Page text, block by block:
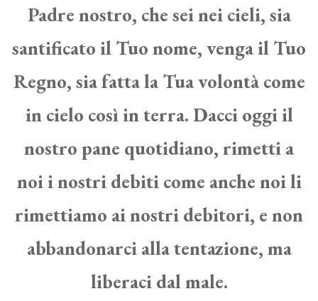
Padre nostro, che sei nei cieli, sia
santificato il Tuo nome, venga il Tuo
Regno, sia fatta la Tua volontà come
in cielo così in terra. Dacci oggi il
nostro pane quotidiano, rimetti a
noi i nostri debiti come anche noi li
rimettiamo ai nostri debitori, e non
abbandonarci alla tentazione, ma
liberaci dal male.